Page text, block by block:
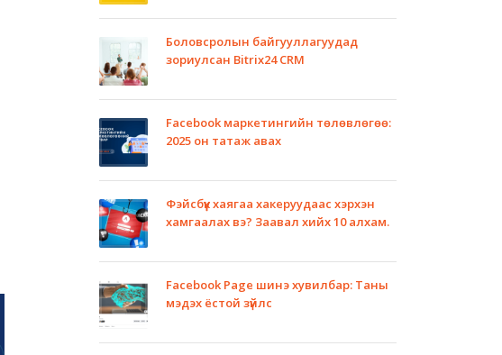
Боловсролын байгууллагуудад
зориулсан Bitrix24 CRM
Facebook маркетингийн төлөвлөгөө:
2025 он татаж авах
Фэйсбүүк хаягаа хакеруудаас хэрхэн
хамгаалах вэ? Заавал хийх 10 алхам.
Facebook Page шинэ хувилбар: Таны
мэдэх ёстой зүйлс